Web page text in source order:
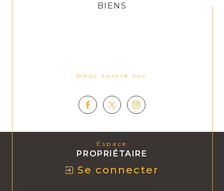
BIENS
Nous suivre sur
Espace
PROPRIÉTAIRE
Se connecter